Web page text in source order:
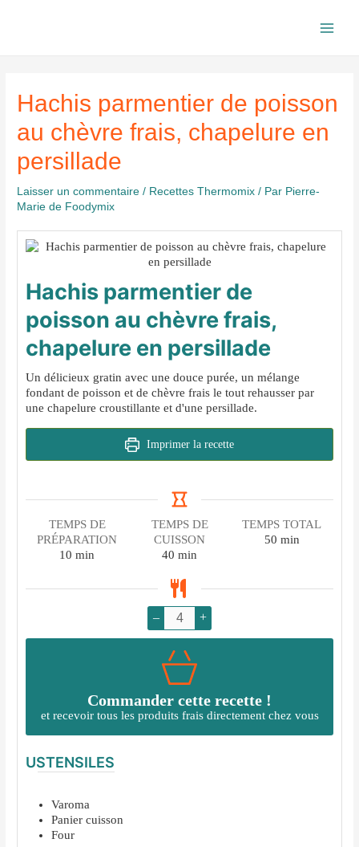
Hachis parmentier de poisson
au chèvre frais, chapelure en
persillade
Laisser un commentaire / Recettes Thermomix / Par Pierre-
Marie de Foodymix
Hachis parmentier de
poisson au chèvre frais,
chapelure en persillade
Un délicieux gratin avec une douce purée, un mélange
fondant de poisson et de chèvre frais le tout rehausser par
une chapelure croustillante et d'une persillade.
Imprimer la recette
TEMPS DE
PRÉPARATION
10 minutes
min
TEMPS DE
CUISSON
40 minutes
min
TEMPS TOTAL
50minutes
min
– +
Commander cette recette !
et recevoir tous les produits frais directement chez vous
USTENSILES
Varoma
Panier cuisson
Four